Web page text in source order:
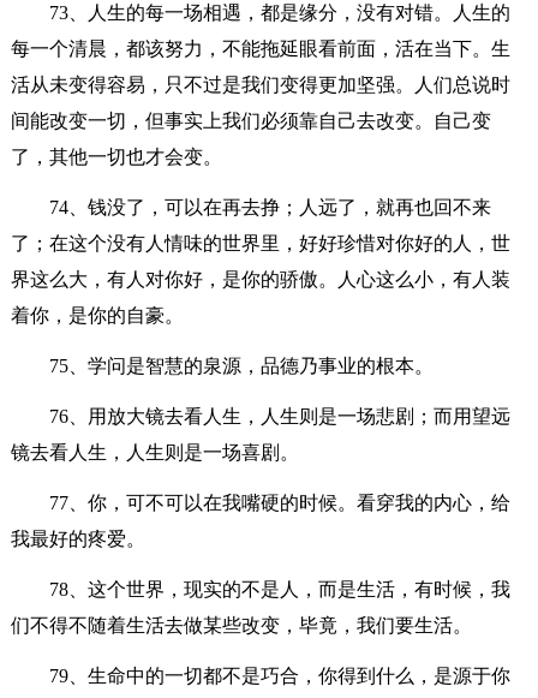
73、人生的每一场相遇，都是缘分，没有对错。人生的
每一个清晨，都该努力，不能拖延眼看前面，活在当下。生
活从未变得容易，只不过是我们变得更加坚强。人们总说时
间能改变一切，但事实上我们必须靠自己去改变。自己变
了，其他一切也才会变。
74、钱没了，可以在再去挣；人远了，就再也回不来
了；在这个没有人情味的世界里，好好珍惜对你好的人，世
界这么大，有人对你好，是你的骄傲。人心这么小，有人装
着你，是你的自豪。
75、学问是智慧的泉源，品德乃事业的根本。
76、用放大镜去看人生，人生则是一场悲剧；而用望远
镜去看人生，人生则是一场喜剧。
77、你，可不可以在我嘴硬的时候。看穿我的内心，给
我最好的疼爱。
78、这个世界，现实的不是人，而是生活，有时候，我
们不得不随着生活去做某些改变，毕竟，我们要生活。
79、生命中的一切都不是巧合，你得到什么，是源于你